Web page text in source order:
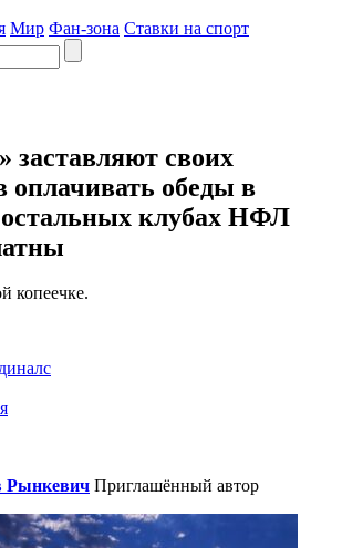
Мир Фан-зона Ставки на спорт
заставляют своих
оплачивать обеды в
остальных клубах НФЛ
копеечке.
Рынкевич Приглашённый автор